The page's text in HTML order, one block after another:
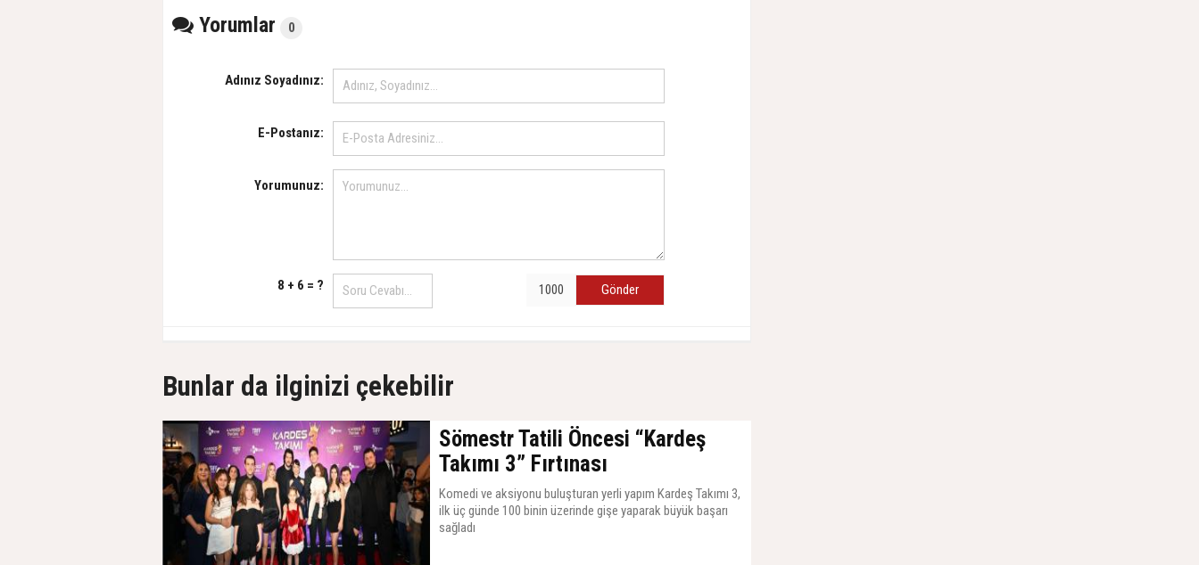
Yorumlar 0
Adınız Soyadınız:
E-Postanız:
Yorumunuz:
8 + 6 = ? Gönder
Bunlar da ilginizi çekebilir
Sömestr Tatili Öncesi “Kardeş
Takımı 3” Fırtınası
Komedi ve aksiyonu buluşturan yerli yapım Kardeş Takımı 3,
ilk üç günde 100 binin üzerinde gişe yaparak büyük başarı
sağladı